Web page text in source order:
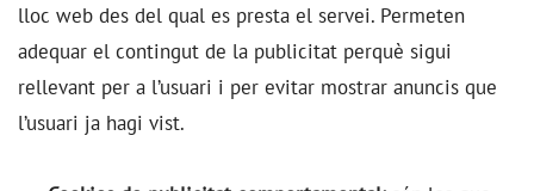
lloc web des del qual es presta el servei. Permeten
adequar el contingut de la publicitat perquè sigui
rellevant per a l’usuari i per evitar mostrar anuncis que
l’usuari ja hagi vist.